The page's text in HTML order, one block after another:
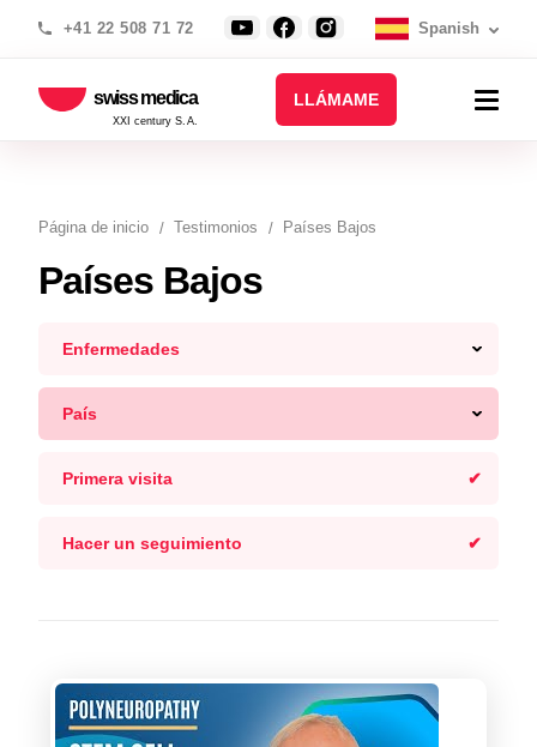
+41 22 508 71 72 Spanish
swiss medica
XXI century S.A.
LLÁMAME
Página de inicio Testimonios Países Bajos
Países Bajos
Enfermedades
País
Primera visita
Hacer un seguimiento